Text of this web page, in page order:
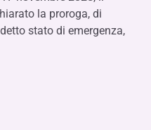
la proroga, di
stato di emergenza,